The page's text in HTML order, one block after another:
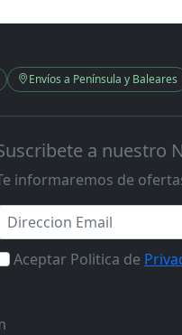
Envíos a Península y Baleares
a nuestro
informaremos de
Aceptar Politica de